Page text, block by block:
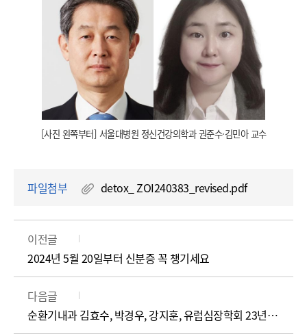
[사진 왼쪽부터] 서울대병원 정신건강의학과 권준수·김민아 교수
파일첨부 detox_ ZOI240383_revised.pdf
이전글
2024년 5월 20일부터 신분증 꼭 챙기세요
다음글
순환기내과 김효수, 박경우, 강지훈, 유럽심장학회 23년 심혈관중재분야 10대 논문 선정